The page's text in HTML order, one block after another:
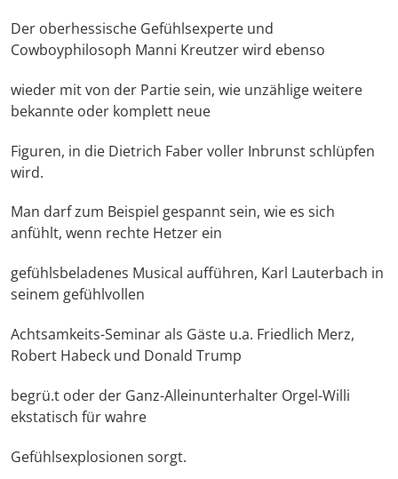
Der oberhessische Gefühlsexperte und
Cowboyphilosoph Manni Kreutzer wird ebenso
wieder mit von der Partie sein, wie unzählige weitere
bekannte oder komplett neue
Figuren, in die Dietrich Faber voller Inbrunst schlüpfen
wird.
Man darf zum Beispiel gespannt sein, wie es sich
anfühlt, wenn rechte Hetzer ein
gefühlsbeladenes Musical aufführen, Karl Lauterbach in
seinem gefühlvollen
Achtsamkeits-Seminar als Gäste u.a. Friedlich Merz,
Robert Habeck und Donald Trump
begrü.t oder der Ganz-Alleinunterhalter Orgel-Willi
ekstatisch für wahre
Gefühlsexplosionen sorgt.